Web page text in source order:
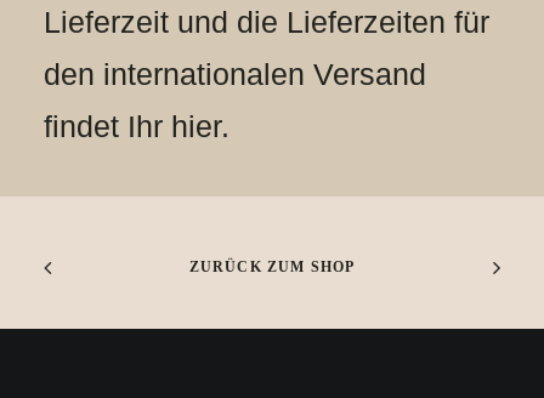
Lieferzeit und die Lieferzeiten für
den internationalen Versand
findet Ihr hier.
ZURÜCK ZUM SHOP